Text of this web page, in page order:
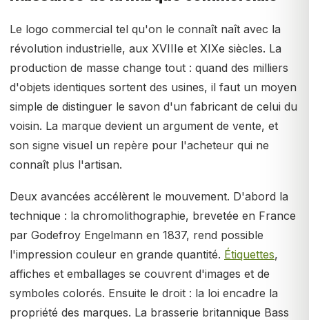
Le logo commercial tel qu'on le connaît naît avec la
révolution industrielle, aux XVIIIe et XIXe siècles. La
production de masse change tout : quand des milliers
d'objets identiques sortent des usines, il faut un moyen
simple de distinguer le savon d'un fabricant de celui du
voisin. La marque devient un argument de vente, et
son signe visuel un repère pour l'acheteur qui ne
connaît plus l'artisan.
Deux avancées accélèrent le mouvement. D'abord la
technique : la chromolithographie, brevetée en France
par Godefroy Engelmann en 1837, rend possible
l'impression couleur en grande quantité. Étiquettes,
affiches et emballages se couvrent d'images et de
symboles colorés. Ensuite le droit : la loi encadre la
propriété des marques. La brasserie britannique Bass